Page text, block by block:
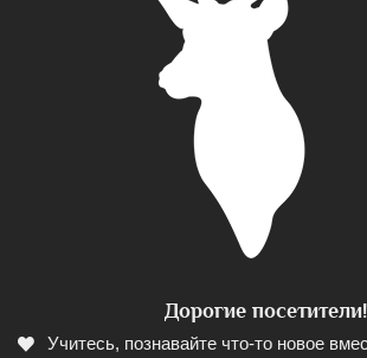
Дорогие посетители!
Учитесь, познавайте что-то новое